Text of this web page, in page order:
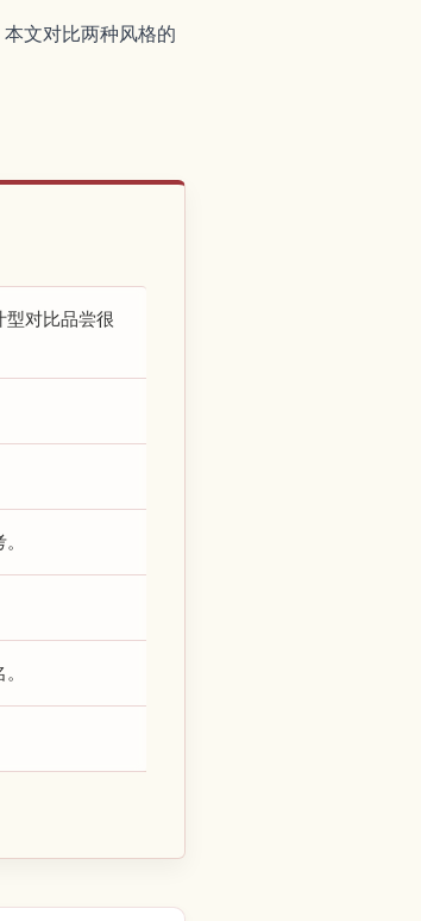
文对比两种风格的
型对比品尝很